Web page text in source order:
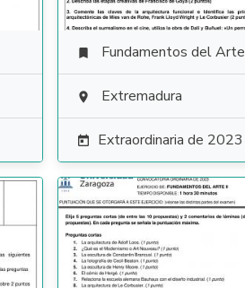
 Fundamentos del Arte
 Extremadura
 Extraordinaria de 2023